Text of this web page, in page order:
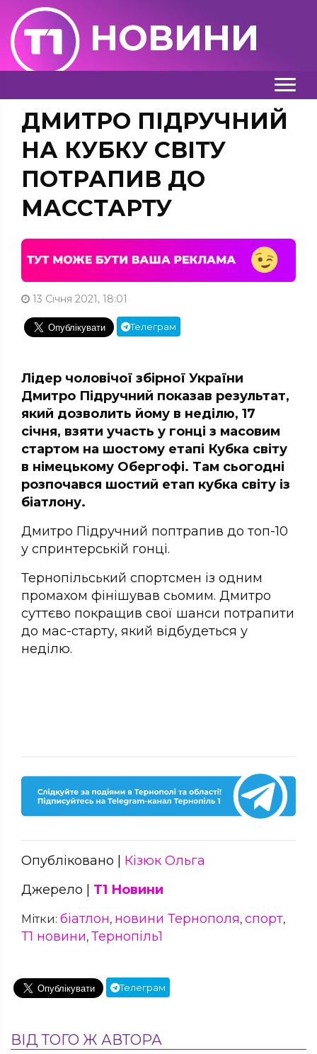
НОВИНИ
ДМИТРО ПІДРУЧНИЙ
НА КУБКУ СВІТУ
ПОТРАПИВ ДО
МАССТАРТУ
13 Січня 2021, 18:01
Телеграм
Лідер чоловічої збірної України
Дмитро Підручний показав результат,
який дозволить йому в неділю, 17
січня, взяти участь у гонці з масовим
стартом на шостому етапі Кубка світу
в німецькому Обергофі. Там сьогодні
розпочався шостий етап кубка світу із
біатлону.
Дмитро Підручний поптрапив до топ-10
у спринтерській гонці.
Тернопільський спортсмен із одним
промахом фінішував сьомим. Дмитро
суттєво покращив свої шанси потрапити
до мас-старту, який відбудеться у
неділю.
Опубліковано | Кізюк Ольга
Джерело | Т1 Новини
Мітки: біатлон, новини Тернополя, спорт,
Т1 новини, Тернопіль1
Телеграм
ВІД ТОГО Ж АВТОРА